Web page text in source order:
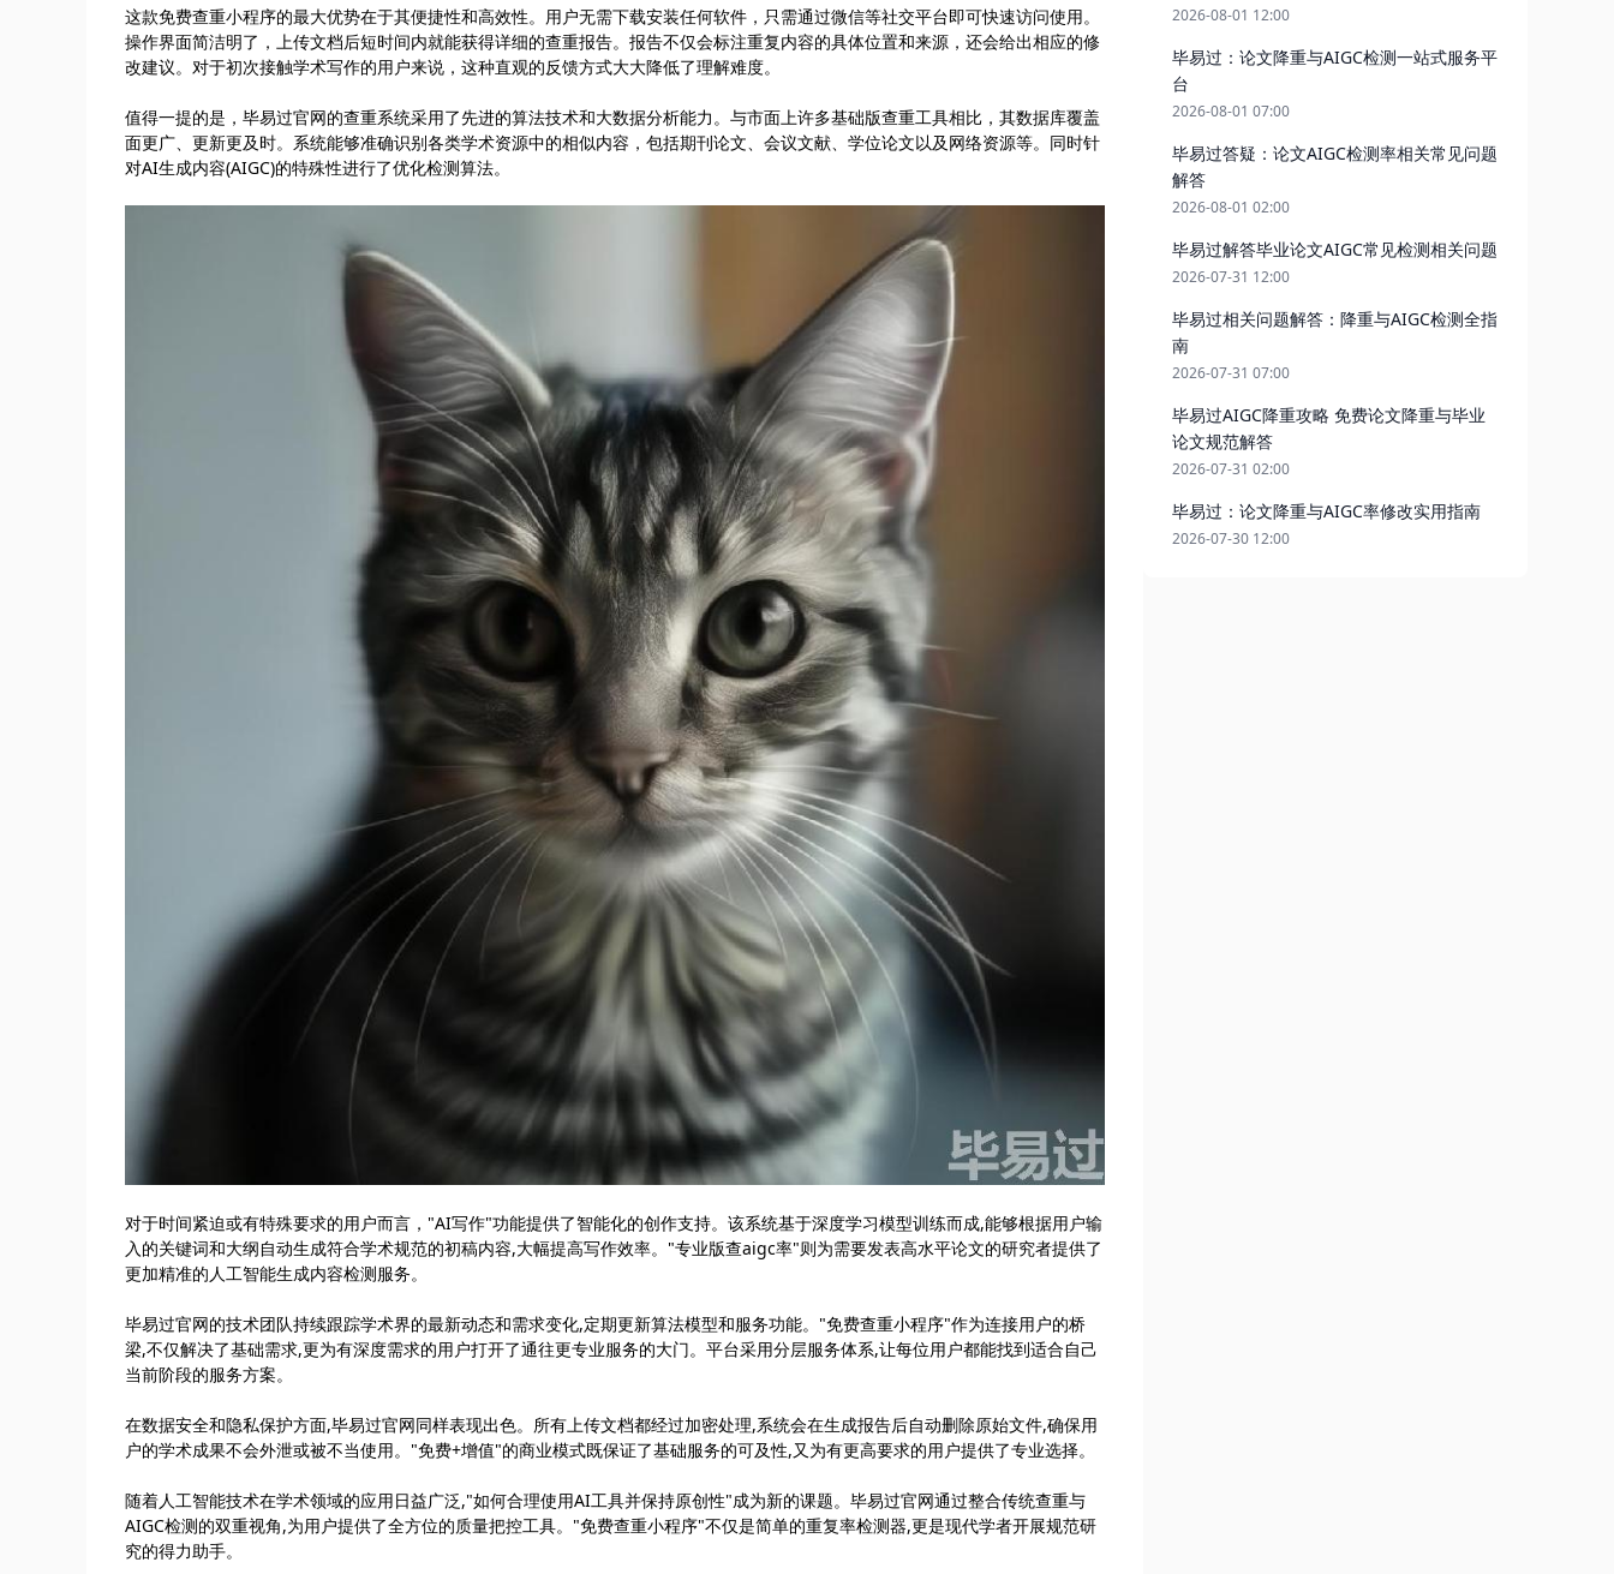
这款免费查重小程序的最大优势在于其便捷性和高效性。用户无需下载安装任何软件，只需通过微信等社交平台即可快速访问使用。
操作界面简洁明了，上传文档后短时间内就能获得详细的查重报告。报告不仅会标注重复内容的具体位置和来源，还会给出相应的修
改建议。对于初次接触学术写作的用户来说，这种直观的反馈方式大大降低了理解难度。
值得一提的是，毕易过官网的查重系统采用了先进的算法技术和大数据分析能力。与市面上许多基础版查重工具相比，其数据库覆盖
面更广、更新更及时。系统能够准确识别各类学术资源中的相似内容，包括期刊论文、会议文献、学位论文以及网络资源等。同时针
对AI生成内容(AIGC)的特殊性进行了优化检测算法。
对于时间紧迫或有特殊要求的用户而言，"AI写作"功能提供了智能化的创作支持。该系统基于深度学习模型训练而成,能够根据用户输
入的关键词和大纲自动生成符合学术规范的初稿内容,大幅提高写作效率。"专业版查aigc率"则为需要发表高水平论文的研究者提供了
更加精准的人工智能生成内容检测服务。
毕易过官网的技术团队持续跟踪学术界的最新动态和需求变化,定期更新算法模型和服务功能。"免费查重小程序"作为连接用户的桥
梁,不仅解决了基础需求,更为有深度需求的用户打开了通往更专业服务的大门。平台采用分层服务体系,让每位用户都能找到适合自己
当前阶段的服务方案。
在数据安全和隐私保护方面,毕易过官网同样表现出色。所有上传文档都经过加密处理,系统会在生成报告后自动删除原始文件,确保用
户的学术成果不会外泄或被不当使用。"免费+增值"的商业模式既保证了基础服务的可及性,又为有更高要求的用户提供了专业选择。
随着人工智能技术在学术领域的应用日益广泛,"如何合理使用AI工具并保持原创性"成为新的课题。毕易过官网通过整合传统查重与
AIGC检测的双重视角,为用户提供了全方位的质量把控工具。"免费查重小程序"不仅是简单的重复率检测器,更是现代学者开展规范研
究的得力助手。
2026-08-01 12:00
毕易过：论文降重与AIGC检测一站式服务平
台
2026-08-01 07:00
毕易过答疑：论文AIGC检测率相关常见问题
解答
2026-08-01 02:00
毕易过解答毕业论文AIGC常见检测相关问题
2026-07-31 12:00
毕易过相关问题解答：降重与AIGC检测全指
南
2026-07-31 07:00
毕易过AIGC降重攻略 免费论文降重与毕业
论文规范解答
2026-07-31 02:00
毕易过：论文降重与AIGC率修改实用指南
2026-07-30 12:00